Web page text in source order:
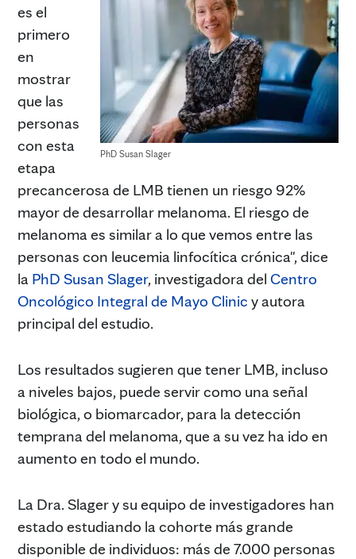
PhD Susan Slager
es el
primero
en
mostrar
que las
personas
con esta
etapa
precancerosa de LMB tienen un riesgo 92%
mayor de desarrollar melanoma. El riesgo de
melanoma es similar a lo que vemos entre las
personas con leucemia linfocítica crónica", dice
la PhD Susan Slager, investigadora del Centro
Oncológico Integral de Mayo Clinic y autora
principal del estudio.
Los resultados sugieren que tener LMB, incluso
a niveles bajos, puede servir como una señal
biológica, o biomarcador, para la detección
temprana del melanoma, que a su vez ha ido en
aumento en todo el mundo.
La Dra. Slager y su equipo de investigadores han
estado estudiando la cohorte más grande
disponible de individuos: más de 7.000 personas